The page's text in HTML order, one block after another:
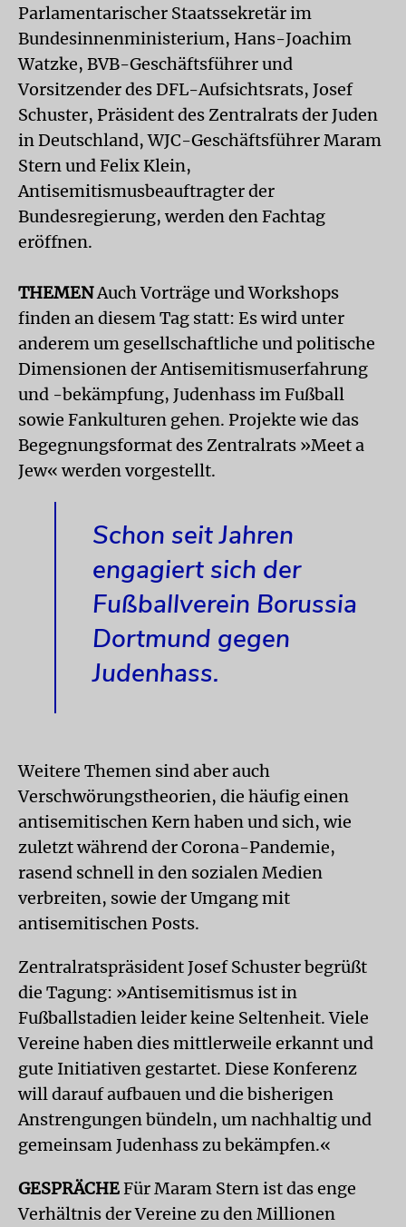
Parlamentarischer Staatssekretär im
Bundesinnenministerium, Hans-Joachim
Watzke, BVB-Geschäftsführer und
Vorsitzender des DFL-Aufsichtsrats, Josef
Schuster, Präsident des Zentralrats der Juden
in Deutschland, WJC-Geschäftsführer Maram
Stern und Felix Klein,
Antisemitismusbeauftragter der
Bundesregierung, werden den Fachtag
eröffnen.
THEMENAuch Vorträge und Workshops
finden an diesem Tag statt: Es wird unter
anderem um gesellschaftliche und politische
Dimensionen der Antisemitismuserfahrung
und -bekämpfung, Judenhass im Fußball
sowie Fankulturen gehen. Projekte wie das
Begegnungsformat des Zentralrats »Meet a
Jew« werden vorgestellt.
Schon seit Jahren
engagiert sich der
Fußballverein Borussia
Dortmund gegen
Judenhass.
Weitere Themen sind aber auch
Verschwörungstheorien, die häufig einen
antisemitischen Kern haben und sich, wie
zuletzt während der Corona-Pandemie,
rasend schnell in den sozialen Medien
verbreiten, sowie der Umgang mit
antisemitischen Posts.
Zentralratspräsident Josef Schuster begrüßt
die Tagung: »Antisemitismus ist in
Fußballstadien leider keine Seltenheit. Viele
Vereine haben dies mittlerweile erkannt und
gute Initiativen gestartet. Diese Konferenz
will darauf aufbauen und die bisherigen
Anstrengungen bündeln, um nachhaltig und
gemeinsam Judenhass zu bekämpfen.«
GESPRÄCHEFür Maram Stern ist das enge
Verhältnis der Vereine zu den Millionen